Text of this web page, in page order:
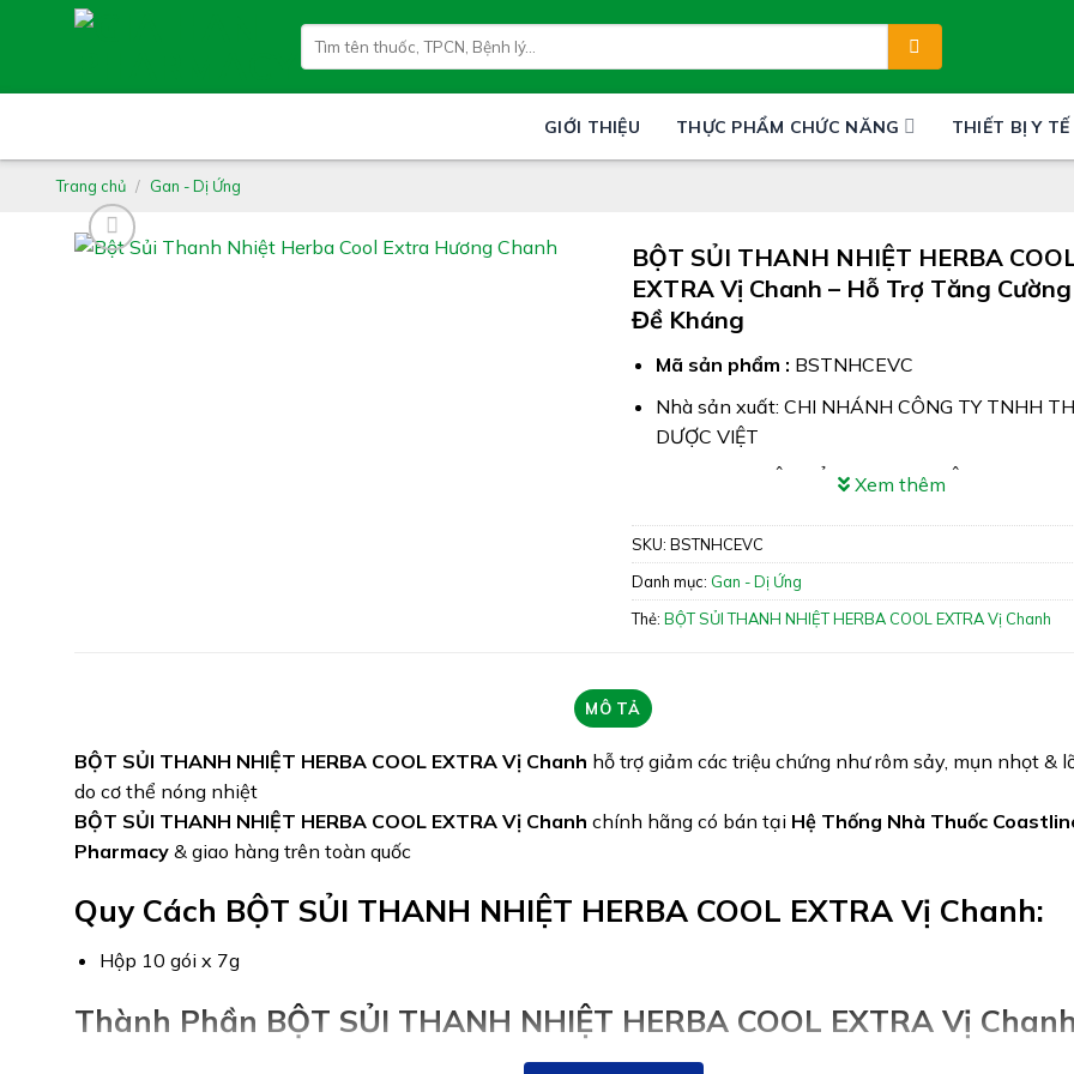
kiếm:
GIỚI THIỆU THỰC PHẨM CHỨC NĂNG THIẾT BỊ Y TẾ
Trang chủ / Gan - Dị Ứng
BỘT SỦI THANH NHIỆT HERBA
EXTRA Vị Chanh – Hỗ Trợ Tăng
Đề Kháng
Mã sản phẩm : BSTNHCEVC
Nhà sản xuất: CHI NHÁNH CÔNG TY TNHH
DƯỢC VIỆT
Công dụng: BỘT SỦI THANH NHIỆT HERBA
sảy, mụn nhọt & lỡ miệng do cơ thể nóng nhiệt
Xuất xứ: Việt Nam
Giấy phép: 1356/2022/ĐKSP – 939/2022/
Xem thêm
SKU: BSTNHCEVC
Danh mục: Gan - Dị Ứng
Thẻ: BỘT SỦI THANH NHIỆT HERBA COOL EXTRA Vị Chanh
MÔ TẢ
BỘT SỦI THANH NHIỆT HERBA COOL EXTRA Vị Chanh hỗ trợ giảm các triệu chứng như rôm sảy, mụn nhọt &
do cơ thể nóng nhiệt
BỘT SỦI THANH NHIỆT HERBA COOL EXTRA Vị Chanh chính hãng có bán tại Hệ Thống Nhà Thuốc
Pharmacy & giao hàng trên toàn quốc
Quy Cách BỘT SỦI THANH NHIỆT HERBA COOL EXTRA Vị Chanh:
Hộp 10 gói x 7g
Thành Phần BỘT SỦI THANH NHIỆT HERBA COOL EXTRA Vị